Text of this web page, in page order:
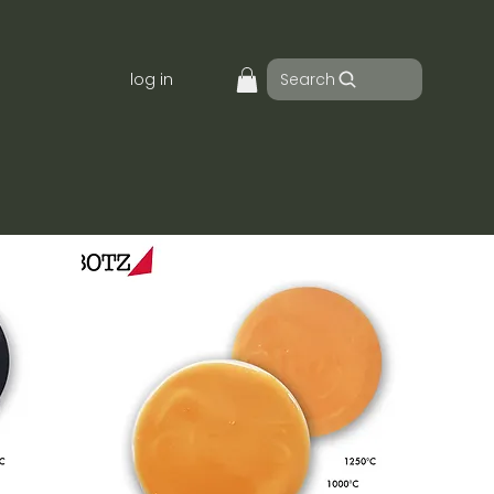
log in Search